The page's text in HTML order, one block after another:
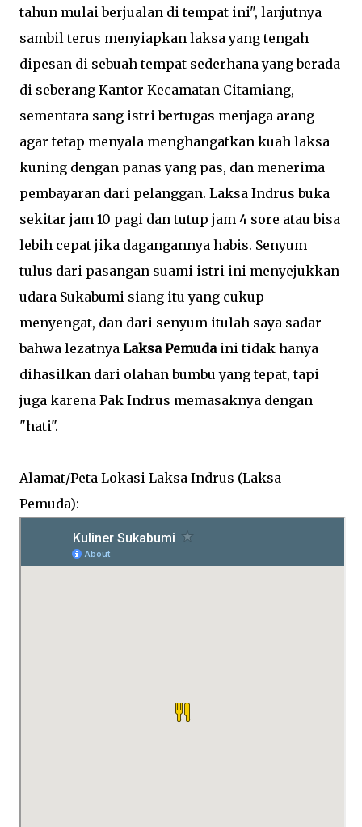
tahun mulai berjualan di tempat ini", lanjutnya
sambil terus menyiapkan laksa yang tengah
dipesan di sebuah tempat sederhana yang berada
di seberang Kantor Kecamatan Citamiang,
sementara sang istri bertugas menjaga arang
agar tetap menyala menghangatkan kuah laksa
kuning dengan panas yang pas, dan menerima
pembayaran dari pelanggan. Laksa Indrus buka
sekitar jam 10 pagi dan tutup jam 4 sore atau bisa
lebih cepat jika dagangannya habis. Senyum
tulus dari pasangan suami istri ini menyejukkan
udara Sukabumi siang itu yang cukup
menyengat, dan dari senyum itulah saya sadar
bahwa lezatnya Laksa Pemudaini tidak hanya
dihasilkan dari olahan bumbu yang tepat, tapi
juga karena Pak Indrus memasaknya dengan
"hati".
Alamat/Peta Lokasi Laksa Indrus (Laksa
Pemuda):